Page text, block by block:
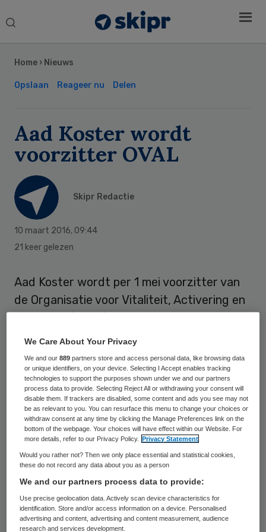
Search
Home › Nieuws
Opslaan Reageer nu Delen
Aad Koster wordt
voorzitter OVAL
Skipr Redactie
10 maart 2016, 09:44
21 keer gelezen
Aad Koster wordt per 1 mei voorzitter van
de Organisatie voor Vitaliteit, Activering en
van ActiZ volgt Kick van der Pol op die de
afgelopen acht jaar voorzitter was.
OVAL zegt blij te zijn met Aad Koster en
noemt hem “een sterke bevlogen
bestuurder”, met hart voor de duurzame
inzetbaarheid van de mens en een groot
netwerk in de publieke en private sector.
Koster heeft ruime ervaring in de
belangenbehartiging. Hij studeerde aan de
Universiteit van Amsterdam, startte zijn
loopbaan bij het Nederlands Instituut
Sidebar
We Care About Your Privacy
We and our889 partners store and access personal data, like browsing data
or unique identifiers, on your device. Selecting I Accept enables tracking
technologies to support the purposes shown under we and our partners
process data to provide. Selecting Reject All or withdrawing your consent will
disable them. If trackers are disabled, some content and ads you see may not
be as relevant to you. You can resurface this menu to change your choices or
withdraw consent at any time by clicking the Manage Preferences link on the
bottom of the webpage. Your choices will have effect within our Website. For
more details, refer to our Privacy Policy.
Privacy Statement
Would you rather not? Then we only place essential and statistical cookies,
these do not record any data about you as a person
We and our partners process data to provide:
Use precise geolocation data. Actively scan device characteristics for
identification. Store and/or access information on a device. Personalised
advertising and content, advertising and content measurement, audience
research and services development.